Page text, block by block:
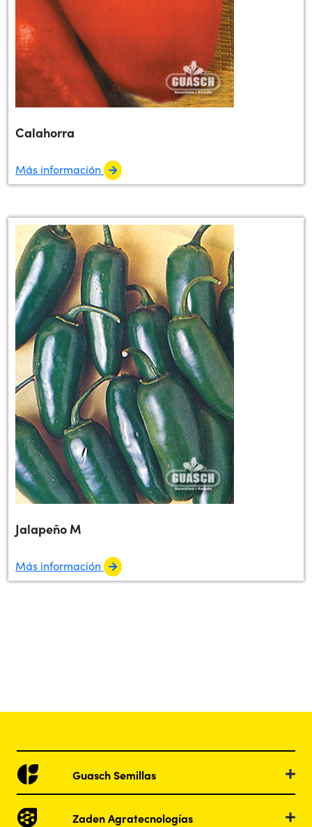
Calahorra
Más información
Jalapeño M
Más información
Guasch Semillas
Zaden Agratecnologías